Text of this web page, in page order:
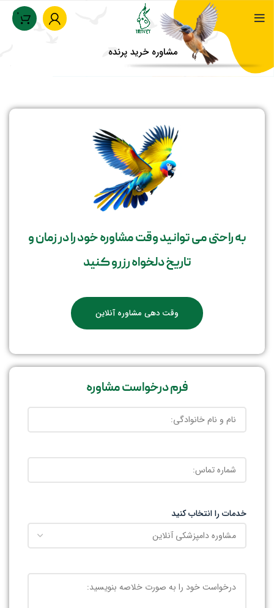
0
مشاوره خرید پرنده
به راحتی می توانید وقت مشاوره خود را در زمان و
تاریخ دلخواه رزرو کنید
وقت دهی مشاوره آنلاین
فرم درخواست مشاوره
خدمات را انتخاب کنید